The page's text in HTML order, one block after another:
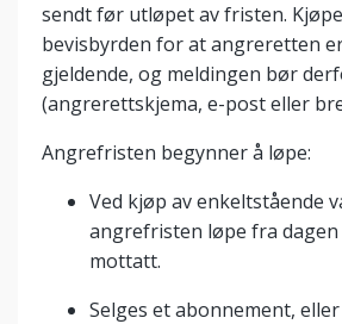
sendt før utløpet av fristen.
bevisbyrden for at angreretten
gjeldende, og meldingen bør
(angrerettskjema, e-post eller
Angrefristen begynner å løpe:
Ved kjøp av enkeltstående
angrefristen løpe fra
mottatt.
Selges et abonnement,